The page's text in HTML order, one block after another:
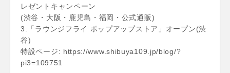
レゼントキャンペーン
(渋谷・大阪・鹿児島・福岡・公式通販)
3.「ラウンジフライ ポップアップストア」オープン(渋
谷)
特設ページ: https://www.shibuya109.jp/blog/?
pi3=109751